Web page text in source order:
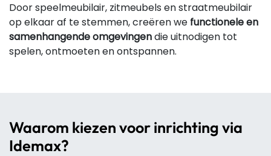
Door speelmeubilair, zitmeubels en straatmeubilair
op elkaar af te stemmen, creëren we functionele en
samenhangende omgevingendie uitnodigen tot
spelen, ontmoeten en ontspannen.
Waarom kiezen voor inrichting via
Idemax?